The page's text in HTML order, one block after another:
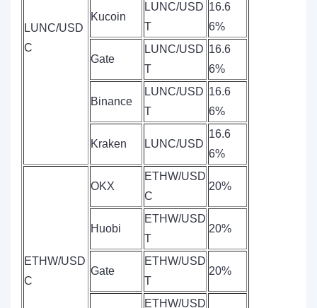
LUNC/USD
C
Kucoin
LUNC/USD
T
16.6
6%
Gate
LUNC/USD
T
16.6
6%
Binance
LUNC/USD
T
16.6
6%
Kraken LUNC/USD
16.6
6%
ETHW/USD
C
OKX
ETHW/USD
C
20%
Huobi
ETHW/USD
T
20%
Gate
ETHW/USD
T
20%
ETHW/USD